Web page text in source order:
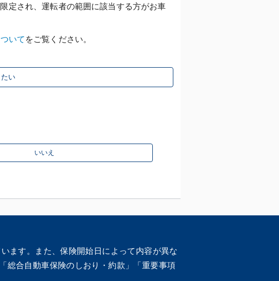
定され、運転者の範囲に該当する方がお車
いて をご覧ください。
い
いいえ
ます。また、保険開始日によって内容が異な
総合自動車保険のしおり・約款」「重要事項